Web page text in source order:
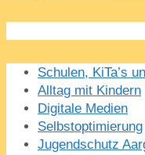
Schulen, KiTa’s
Alltag mit Kindern
Digitale Medien
Selbstoptimierung
Jugendschutz